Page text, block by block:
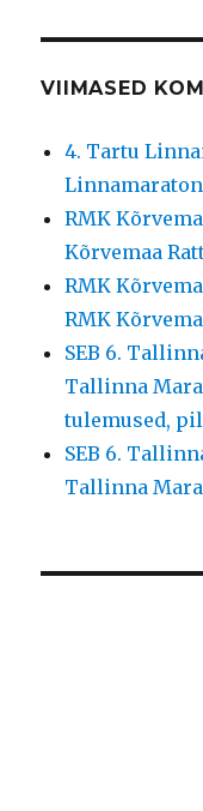
VIIMASED
4. Tartu
Linnamaraton
RMK
Kõrvemaa
RMK
RMK
SEB 6.
Tallinna
tulemused,
SEB 6.
Tallinna